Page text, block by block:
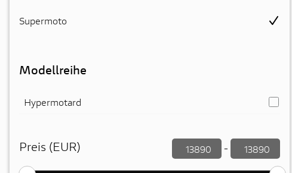
Supermoto
Modellreihe
Hypermotard
Preis (EUR) -